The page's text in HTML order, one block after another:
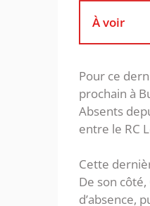
À voir
Pour ce
prochain à
Absents
entre le RC
Cette
De son
d’absence,